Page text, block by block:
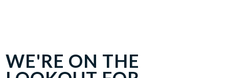
WE'RE ON THE